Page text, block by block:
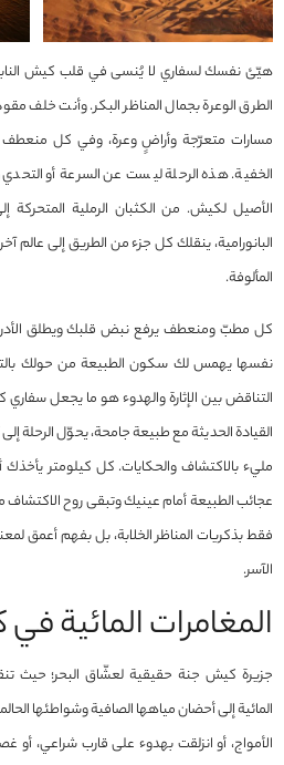
هيّئ نفسك لسفاري لا يُنسى في قلب كيش
الطرق الوعرة بجمال المناظر البكر. وأنت خلف
مسارات متعرّجة وأراضٍ وعرة، وفي كل
الخفية. هذه الرحلة ليست عن السرعة أو
الأصيل لكيش. من الكثبان الرملية المتحركة
البانورامية، ينقلك كل جزء من الطريق إلى عالم
المألوفة.
كل مطبّ ومنعطف يرفع نبض قلبك ويطلق
نفسها يهمس لك سكون الطبيعة من حولك
التناقض بين الإثارة والهدوء هو ما يجعل
القيادة الحديثة مع طبيعة جامحة، يحوّل الرحلة
مليء بالاكتشاف والحكايات. كل كيلومتر
عجائب الطبيعة أمام عينيك وتبقى روح الاكتشاف
فقط بذكريات المناظر الخلابة، بل بفهم أعمق
الآسر.
المغامرات المائية
جزيرة كيش جنة حقيقية لعشّاق البحر؛ حيث
المائية إلى أحضان مياهها الصافية وشواطئها
الأمواج، أو انزلقت بهدوء على قارب شراعي،